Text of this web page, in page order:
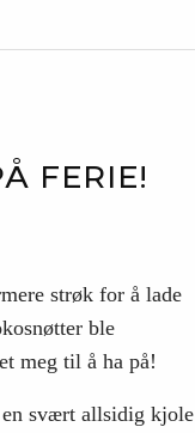
FERIE!
strøk for å lade
ble
meg til å ha på!
svært allsidig kjole